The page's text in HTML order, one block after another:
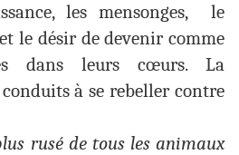
les mensonges, le
le désir de devenir comme
dans leurs cœurs. La
conduits à se rebeller contre
rusé de tous les animaux